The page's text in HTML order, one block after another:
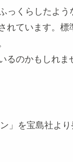
っくらしたよう
れています。標
るのかもしれま
」を宝島社より